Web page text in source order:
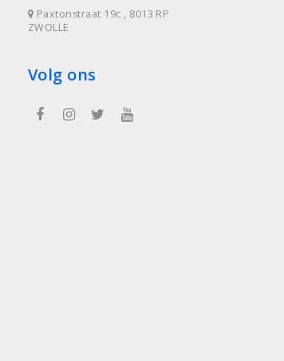
Paxtonstraat 19c , 8013 RP
ZWOLLE
Volg ons